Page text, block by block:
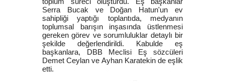
Serra Bucak ve Doğan Hatun'un ev
sahipliği yaptığı toplantıda, medyanın
toplumsal barışın inşasında üstlenmesi
gereken görev ve sorumluluklar detaylı bir
şekilde değerlendirildi. Kabulde eş
başkanlara, DBB Meclisi Eş sözcüleri
Demet Ceylan ve Ayhan Karatekin de eşlik
etti.